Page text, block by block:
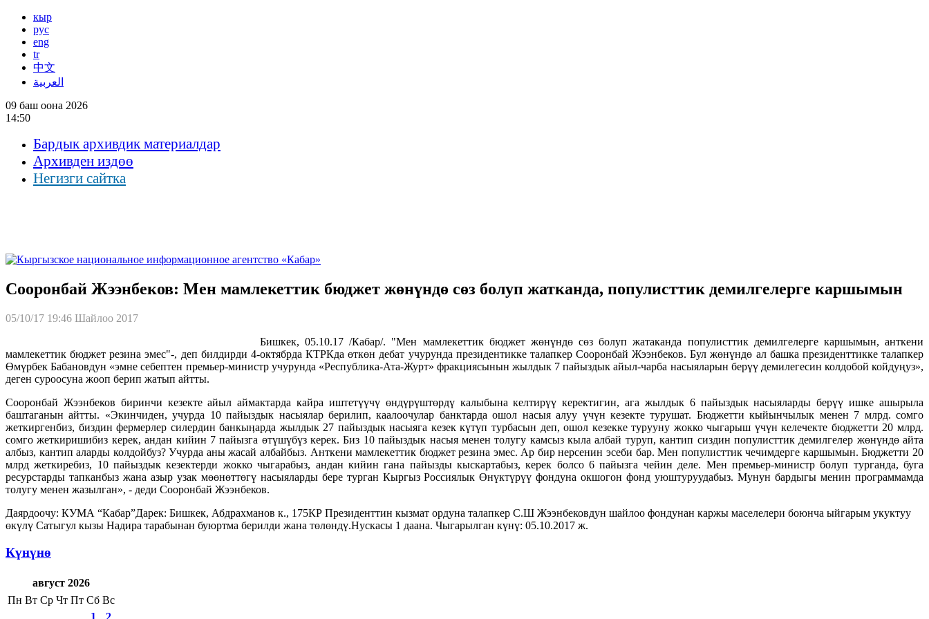
кыр
рус
eng
tr
中文
العربية
09 баш оона 2026
14:50
Бардык архивдик материалдар
Архивден издөө
Негизги сайтка
Сооронбай Жээнбеков: Мен мамлекеттик бюджет жөнүндө сөз болуп жатканда, популисттик демилгелерге каршымын
05/10/17 19:46 Шайлоо 2017
Бишкек, 05.10.17 /Кабар/. "Мен мамлекеттик бюджет жөнүндө сөз болуп жатаканда популисттик демилгелерге каршымын, анткени
мамлекеттик бюджет резина эмес"-, деп билдирди 4-октябрда КТРКда өткөн дебат учурунда президентикке талапкер Сооронбай Жээнбеков. Бул жөнүндө ал башка президенттикке талапкер
Өмүрбек Бабановдун «эмне себептен премьер-министр учурунда «Республика-Ата-Журт» фракциясынын жылдык 7 пайыздык айыл-чарба насыяларын берүү демилегесин колдобой койдуңуз»,
деген суроосуна жооп берип жатып айтты.
Сооронбай Жээнбеков биринчи кезекте айыл аймактарда кайра иштетүүчү өндүрүштөрдү калыбына келтирүү керектигин, ага жылдык 6 пайыздык насыяларды берүү ишке ашырыла
баштаганын айтты. «Экинчиден, учурда 10 пайыздык насыялар берилип, каалоочулар банктарда ошол насыя алуу үчүн кезекте турушат. Бюджетти кыйынчылык менен 7 млрд. сомго
жеткиргенбиз, биздин фермерлер силердин банкыӊарда жылдык 27 пайыздык насыяга кезек күтүп турбасын деп, ошол кезекке турууну жокко чыгарыш үчүн келечекте бюджетти 20 млрд.
сомго жеткиришибиз керек, андан кийин 7 пайызга өтүшүбүз керек. Биз 10 пайыздык насыя менен толугу камсыз кыла албай туруп, кантип сиздин популисттик демилгелер жөнүндө айта
албыз, кантип аларды колдойбуз? Учурда аны жасай албайбыз. Анткени мамлекеттик бюджет резина эмес. Ар бир нерсенин эсеби бар. Мен популисттик чечимдерге каршымын. Бюджетти 20
млрд жеткиребиз, 10 пайыздык кезектерди жокко чыгарабыз, андан кийин гана пайызды кыскартабыз, керек болсо 6 пайызга чейин деле. Мен премьер-министр болуп турганда, буга
ресурстарды тапканбыз жана азыр узак мөөнөттөгү насыяларды бере турган Кыргыз Россиялык Өнүктүрүү фондуна окшогон фонд уюштуруудабыз. Мунун бардыгы менин программамда
толугу менен жазылган», - деди Сооронбай Жээнбеков.
Даярдоочу: КУМА “Кабар”Дарек: Бишкек, Абдрахманов к., 175КР Президенттин кызмат ордуна талапкер С.Ш Жээнбековдун шайлоо фондунан каржы маселелери боюнча ыйгарым укуктуу
өкүлү Сатыгул кызы Надира тарабынан буюртма берилди жана төлөндү.Нускасы 1 даана. Чыгарылган күнү: 05.10.2017 ж.
Күнүнө
август 2026
Пн Вт Ср Чт Пт Сб Вс